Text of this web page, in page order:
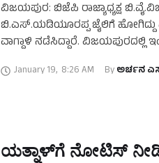
ವಿಜಯಪುರ: ಬಿಜೆಪಿ ರಾಜ್ಯಾಧ್ಯಕ್ಷ
ಬಿ.ಎಸ್‌.ಯಡಿಯೂರಪ್ಪ ಜೈಲಿಗೆ
ವಾಗ್ದಾಳಿ ನಡೆಸಿದ್ದಾರೆ. ವಿಜಯಪುರದಲ್ಲಿ
January 19, 8:26 AM By
ಯತ್ನಾಳ್‌ಗೆ ನೋಟಿಸ್‌